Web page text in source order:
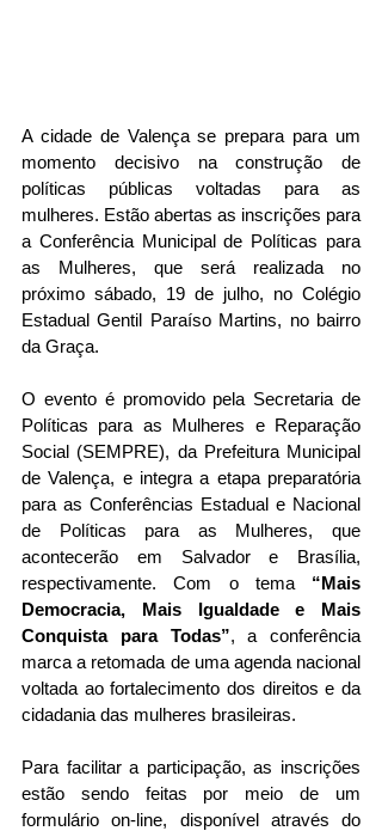
A cidade de Valença se prepara para um
momento decisivo na construção de
políticas públicas voltadas para as
mulheres. Estão abertas as inscrições para
a Conferência Municipal de Políticas para
as Mulheres, que será realizada no
próximo sábado, 19 de julho, no Colégio
Estadual Gentil Paraíso Martins, no bairro
da Graça.
O evento é promovido pela Secretaria de
Políticas para as Mulheres e Reparação
Social (SEMPRE), da Prefeitura Municipal
de Valença, e integra a etapa preparatória
para as Conferências Estadual e Nacional
de Políticas para as Mulheres, que
acontecerão em Salvador e Brasília,
respectivamente. Com o tema “Mais
Democracia, Mais Igualdade e Mais
Conquista para Todas”, a conferência
marca a retomada de uma agenda nacional
voltada ao fortalecimento dos direitos e da
cidadania das mulheres brasileiras.
Para facilitar a participação, as inscrições
estão sendo feitas por meio de um
formulário on-line, disponível através do